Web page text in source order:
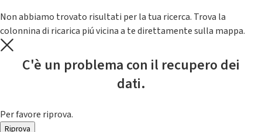
Non abbiamo trovato risultati per la tua ricerca. Trova la
colonnina di ricarica piú vicina a te direttamente sulla mappa.
C'è un problema con il recupero dei
dati.
Per favore riprova.
Riprova